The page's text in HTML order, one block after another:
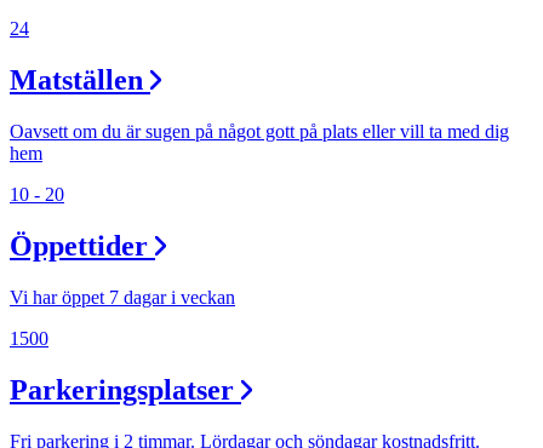
Frågor & svar om parkering
Parkering
24
Matställen
Oavsett om du är sugen på något gott på plats eller vill ta med dig
hem
10 - 20
Öppettider
Vi har öppet 7 dagar i veckan
1500
Parkeringsplatser
Fri parkering i 2 timmar. Lördagar och söndagar kostnadsfritt.